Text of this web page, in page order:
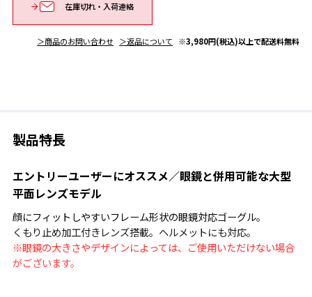
在庫切れ・入荷連絡
＞商品のお問い合わせ ＞返品について ※3,980円(税込)以上で配送料無料
製品特長
エントリーユーザーにオススメ／眼鏡と併用可能な大型
平面レンズモデル
顔にフィットしやすいフレーム形状の眼鏡対応ゴーグル。
くもり止め加工付きレンズ搭載。ヘルメットにも対応。
※眼鏡の大きさやデザインによっては、ご使用いただけない場合
がございます。